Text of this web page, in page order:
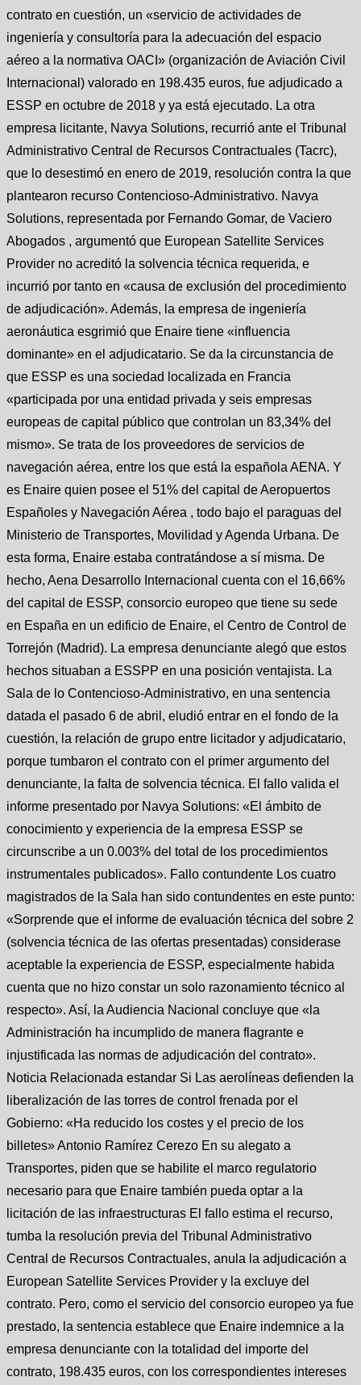
contrato en cuestión, un «servicio de actividades de
ingeniería y consultoría para la adecuación del espacio
aéreo a la normativa OACI» (organización de Aviación Civil
Internacional) valorado en 198.435 euros, fue adjudicado a
ESSP en octubre de 2018 y ya está ejecutado. La otra
empresa licitante, Navya Solutions, recurrió ante el Tribunal
Administrativo Central de Recursos Contractuales (Tacrc),
que lo desestimó en enero de 2019, resolución contra la que
plantearon recurso Contencioso-Administrativo. Navya
Solutions, representada por Fernando Gomar, de Vaciero
Abogados , argumentó que European Satellite Services
Provider no acreditó la solvencia técnica requerida, e
incurrió por tanto en «causa de exclusión del procedimiento
de adjudicación». Además, la empresa de ingeniería
aeronáutica esgrimió que Enaire tiene «influencia
dominante» en el adjudicatario. Se da la circunstancia de
que ESSP es una sociedad localizada en Francia
«participada por una entidad privada y seis empresas
europeas de capital público que controlan un 83,34% del
mismo». Se trata de los proveedores de servicios de
navegación aérea, entre los que está la española AENA. Y
es Enaire quien posee el 51% del capital de Aeropuertos
Españoles y Navegación Aérea , todo bajo el paraguas del
Ministerio de Transportes, Movilidad y Agenda Urbana. De
esta forma, Enaire estaba contratándose a sí misma. De
hecho, Aena Desarrollo Internacional cuenta con el 16,66%
del capital de ESSP, consorcio europeo que tiene su sede
en España en un edificio de Enaire, el Centro de Control de
Torrejón (Madrid). La empresa denunciante alegó que estos
hechos situaban a ESSPP en una posición ventajista. La
Sala de lo Contencioso-Administrativo, en una sentencia
datada el pasado 6 de abril, eludió entrar en el fondo de la
cuestión, la relación de grupo entre licitador y adjudicatario,
porque tumbaron el contrato con el primer argumento del
denunciante, la falta de solvencia técnica. El fallo valida el
informe presentado por Navya Solutions: «El ámbito de
conocimiento y experiencia de la empresa ESSP se
circunscribe a un 0.003% del total de los procedimientos
instrumentales publicados». Fallo contundente Los cuatro
magistrados de la Sala han sido contundentes en este punto:
«Sorprende que el informe de evaluación técnica del sobre 2
(solvencia técnica de las ofertas presentadas) considerase
aceptable la experiencia de ESSP, especialmente habida
cuenta que no hizo constar un solo razonamiento técnico al
respecto». Así, la Audiencia Nacional concluye que «la
Administración ha incumplido de manera flagrante e
injustificada las normas de adjudicación del contrato».
Noticia Relacionada estandar Si Las aerolíneas defienden la
liberalización de las torres de control frenada por el
Gobierno: «Ha reducido los costes y el precio de los
billetes» Antonio Ramírez Cerezo En su alegato a
Transportes, piden que se habilite el marco regulatorio
necesario para que Enaire también pueda optar a la
licitación de las infraestructuras El fallo estima el recurso,
tumba la resolución previa del Tribunal Administrativo
Central de Recursos Contractuales, anula la adjudicación a
European Satellite Services Provider y la excluye del
contrato. Pero, como el servicio del consorcio europeo ya fue
prestado, la sentencia establece que Enaire indemnice a la
empresa denunciante con la totalidad del importe del
contrato, 198.435 euros, con los correspondientes intereses